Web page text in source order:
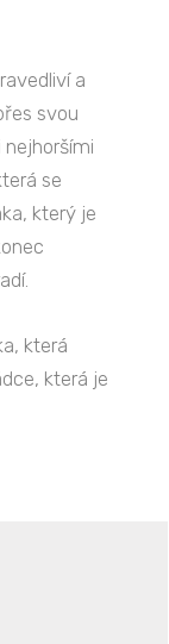
a
svou
se
který je
která
která je